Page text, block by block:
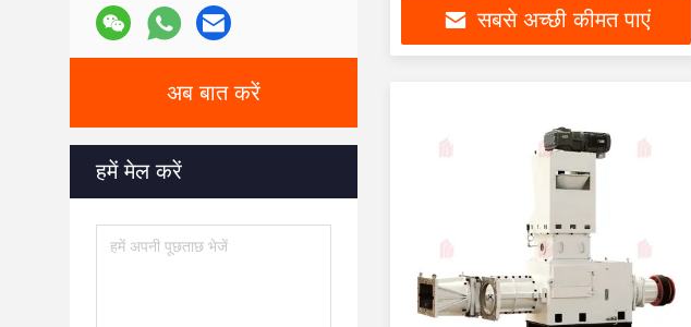
अब बात करें
हमें मेल करें
सबसे अच्छी कीमत पाएं